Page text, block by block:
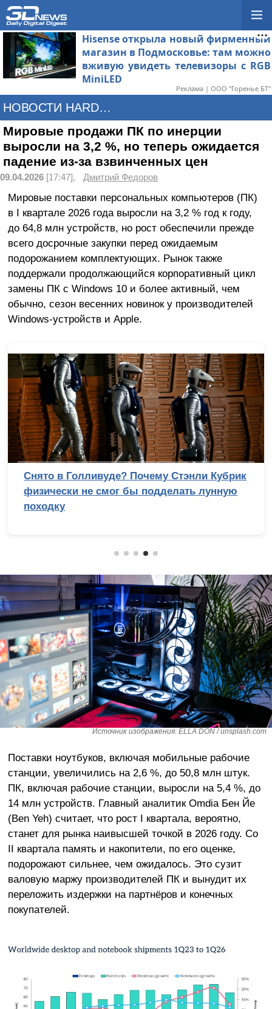
Hisense открыла новый фирменный
магазин в Подмосковье: там можно
вживую увидеть телевизоры с RGB
MiniLED
Реклама | ООО "Горенье БТ"
НОВОСТИ HARDWARE
Мировые продажи ПК по инерции
выросли на 3,2 %, но теперь ожидается
падение из-за взвинченных цен
09.04.2026 [17:47], Дмитрий Федоров
Мировые поставки персональных компьютеров (ПК)
в I квартале 2026 года выросли на 3,2 % год к году,
до 64,8 млн устройств, но рост обеспечили прежде
всего досрочные закупки перед ожидаемым
подорожанием комплектующих. Рынок также
поддержали продолжающийся корпоративный цикл
замены ПК с Windows 10 и более активный, чем
обычно, сезон весенних новинок у производителей
Windows-устройств и Apple.
Снято в Голливуде? Почему Стэнли Кубрик
физически не смог бы подделать лунную
походку
Источник изображения: ELLA DON / unsplash.com
Поставки ноутбуков, включая мобильные рабочие
станции, увеличились на 2,6 %, до 50,8 млн штук.
ПК, включая рабочие станции, выросли на 5,4 %, до
14 млн устройств. Главный аналитик Omdia Бен Йе
(Ben Yeh) считает, что рост I квартала, вероятно,
станет для рынка наивысшей точкой в 2026 году. Со
II квартала память и накопители, по его оценке,
подорожают сильнее, чем ожидалось. Это сузит
валовую маржу производителей ПК и вынудит их
переложить издержки на партнёров и конечных
покупателей.